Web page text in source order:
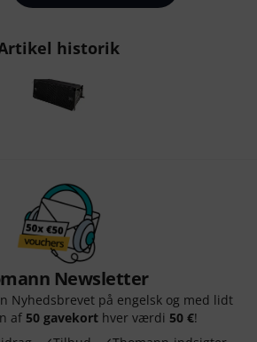
historik
Newsletter
Nyhedsbrevet på engelsk og med lidt
af 50 gavekort hver værdi 50 €!